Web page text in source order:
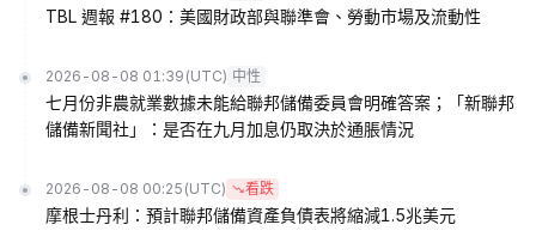
TBL 週報 #180：美國財政部與聯準會、勞動市場及流動性
2026-08-08 01:39 (UTC) 中性
七月份非農就業數據未能給聯邦儲備委員會明確答案；「新聯邦
儲備新聞社」：是否在九月加息仍取決於通脹情況
2026-08-08 00:25 (UTC) 看跌
摩根士丹利：預計聯邦儲備資產負債表將縮減1.5兆美元